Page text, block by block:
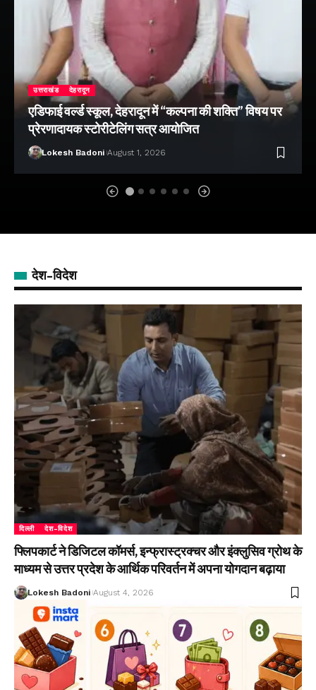
उत्तराखंड देहरादून
एडिफाई वर्ल्ड स्कूल, देहरादून में “कल्पना की शक्ति” विषय पर
प्रेरणादायक स्टोरीटेलिंग सत्र आयोजित
Lokesh Badoni August 1, 2026
देश-विदेश
दिल्ली देश-विदेश
फ्लिपकार्ट ने डिजिटल कॉमर्स, इन्फ्रास्ट्रक्चर और इंक्लुसिव ग्रोथ के
माध्यम से उत्तर प्रदेश के आर्थिक परिवर्तन में अपना योगदान बढ़ाया
Lokesh Badoni August 4, 2026